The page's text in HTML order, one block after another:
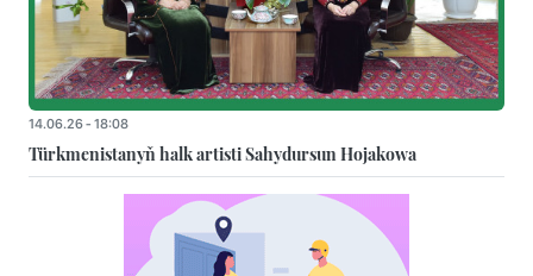
14.06.26 - 18:08
Türkmenistanyň halk artisti Sahydursun Hojakowa